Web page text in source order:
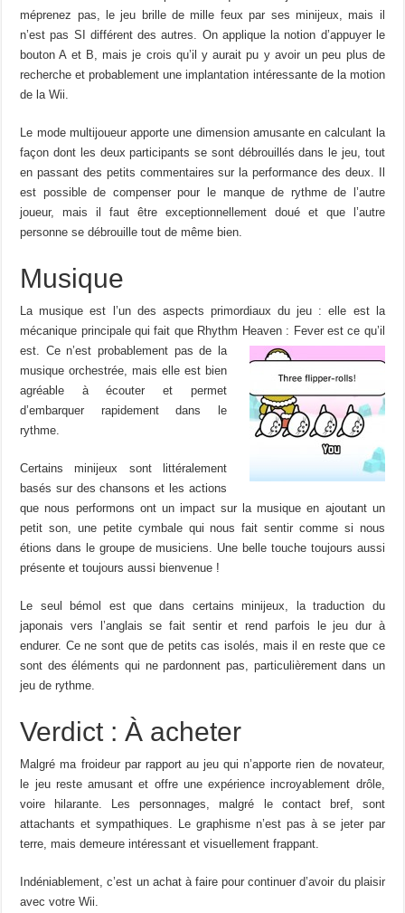
méprenez pas, le jeu brille de mille feux par ses minijeux, mais il
n’est pas SI différent des autres. On applique la notion d’appuyer le
bouton A et B, mais je crois qu’il y aurait pu y avoir un peu plus de
recherche et probablement une implantation intéressante de la motion
de la Wii.
Le mode multijoueur apporte une dimension amusante en calculant la
façon dont les deux participants se sont débrouillés dans le jeu, tout
en passant des petits commentaires sur la performance des deux. Il
est possible de compenser pour le manque de rythme de l’autre
joueur, mais il faut être exceptionnellement doué et que l’autre
personne se débrouille tout de même bien.
Musique
La musique est l’un des aspects primordiaux du jeu : elle est la
mécanique principale qui fait que Rhythm Heaven : Fever est ce qu’il
est. Ce n’est probablement pas de la
musique orchestrée, mais elle est bien
agréable à écouter et permet
d’embarquer rapidement dans le
rythme.
Certains minijeux sont littéralement
basés sur des chansons et les actions
que nous performons ont un impact sur la musique en ajoutant un
petit son, une petite cymbale qui nous fait sentir comme si nous
étions dans le groupe de musiciens. Une belle touche toujours aussi
présente et toujours aussi bienvenue !
Le seul bémol est que dans certains minijeux, la traduction du
japonais vers l’anglais se fait sentir et rend parfois le jeu dur à
endurer. Ce ne sont que de petits cas isolés, mais il en reste que ce
sont des éléments qui ne pardonnent pas, particulièrement dans un
jeu de rythme.
Verdict : À acheter
Malgré ma froideur par rapport au jeu qui n’apporte rien de novateur,
le jeu reste amusant et offre une expérience incroyablement drôle,
voire hilarante. Les personnages, malgré le contact bref, sont
attachants et sympathiques. Le graphisme n’est pas à se jeter par
terre, mais demeure intéressant et visuellement frappant.
Indéniablement, c’est un achat à faire pour continuer d’avoir du plaisir
avec votre Wii.